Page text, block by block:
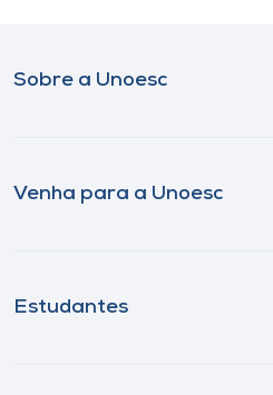
Sobre a Unoesc
Venha para a Unoesc
Estudantes